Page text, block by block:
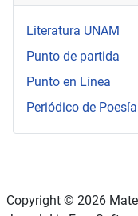
Literatura UNAM
Punto de partida
Punto en Línea
Periódico de Poesía
Copyright © 2026